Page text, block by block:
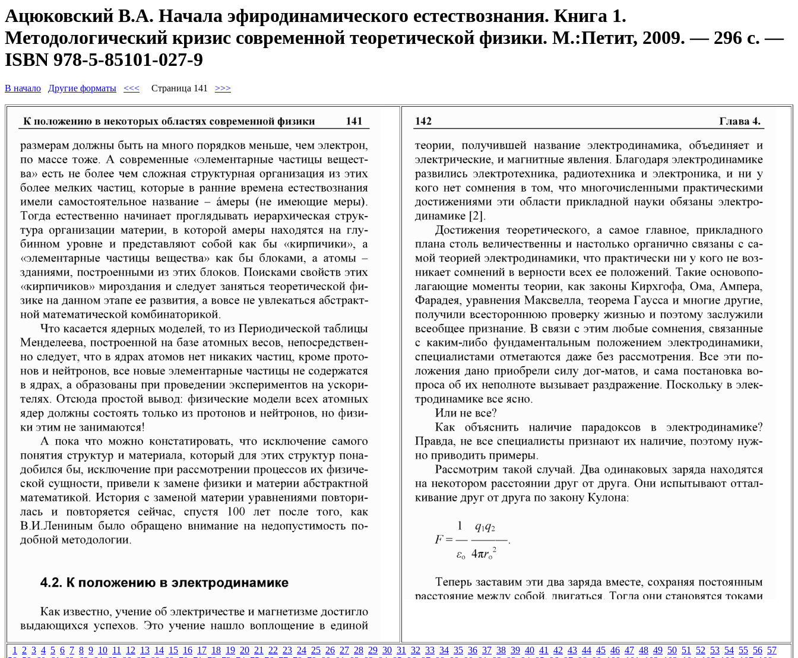
Ацюковский В.А. Начала эфиродинамического естествознания. Книга 1.
Методологический кризис современной теоретической физики. М.:Петит, 2009. — 296 с. —
ISBN 978-5-85101-027-9
В начало Другие форматы <<< Страница 141 >>>
1 2 3 4 5 6 7 8 9 10 11 12 13 14 15 16 17 18 19 20 21 22 23 24 25 26 27 28 29 30 31 32 33 34 35 36 37 38 39 40 41 42 43 44 45 46 47 48 49 50 51 52 53 54 55 56 57